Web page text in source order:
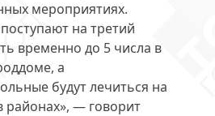
мероприятиях.
на третий
временно до 5 числа в
а
будут лечиться на
районах», — говорит